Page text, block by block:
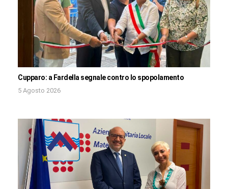
Cupparo: a Fardella segnale contro lo spopolamento
5 Agosto 2026